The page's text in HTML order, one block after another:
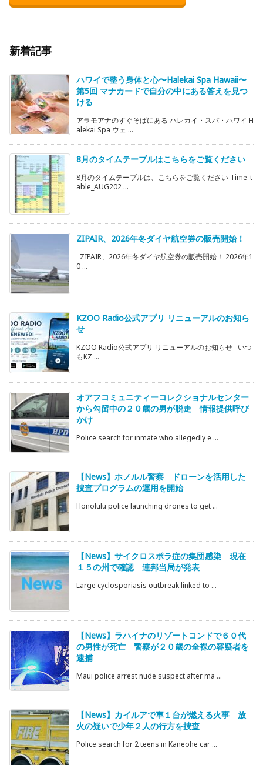
新着記事
ハワイで整う身体と心〜Halekai Spa Hawaii〜
第5回 マナカードで自分の中にある答えを見つ
ける
アラモアナのすぐそばにある ハレカイ・スパ・ハワイ H
alekai Spa ウェ ...
8月のタイムテーブルはこちらをご覧ください
8月のタイムテーブルは、こちらをご覧ください Time_t
able_AUG202 ...
ZIPAIR、2026年冬ダイヤ航空券の販売開始！
ZIPAIR、2026年冬ダイヤ航空券の販売開始！ 2026年1
0 ...
KZOO Radio公式アプリ リニューアルのお知ら
せ
KZOO Radio公式アプリ リニューアルのお知らせ いつ
もKZ ...
オアフコミュニティーコレクショナルセンター
から勾留中の２０歳の男が脱走 情報提供呼び
かけ
Police search for inmate who allegedly e ...
【News】ホノルル警察 ドローンを活用した
捜査プログラムの運用を開始
Honolulu police launching drones to get ...
【News】サイクロスポラ症の集団感染 現在
１５の州で確認 連邦当局が発表
Large cyclosporiasis outbreak linked to ...
【News】ラハイナのリゾートコンドで６０代
の男性が死亡 警察が２０歳の全裸の容疑者を
逮捕
Maui police arrest nude suspect after ma ...
【News】カイルアで車１台が燃える火事 放
火の疑いで少年２人の行方を捜査
Police search for 2 teens in Kaneohe car ...